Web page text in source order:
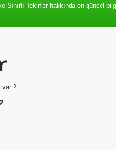
Sınırlı Teklifler hakkında en güncel
var ?